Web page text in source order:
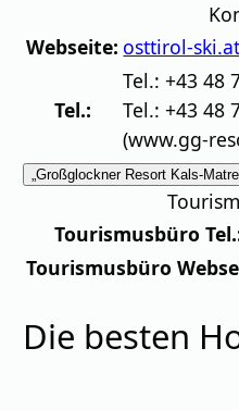
Webseite: osttirol-ski.at
Tel.:
Tel.: +43 48
Tel.: +43 48
(www.gg-
„Großglockner Resort Kals-
Tourismusbüro
Tourismusbüro
Die besten